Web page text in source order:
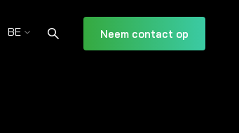
BE Neem contact op